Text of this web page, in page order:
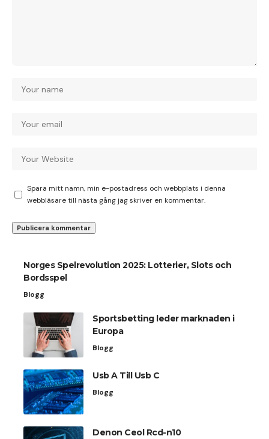
Spara mitt namn, min e-postadress och webbplats i denna
webbläsare till nästa gång jag skriver en kommentar.
Norges Spelrevolution 2025: Lotterier, Slots och
Bordsspel
Blogg
Sportsbetting leder marknaden i
Europa
Blogg
Usb A Till Usb C
Blogg
Denon Ceol Rcd-n10